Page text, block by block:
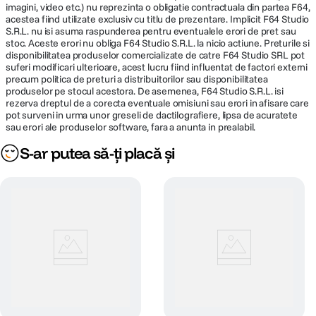
Receptor RX pentru camera: 43.0 × 23.0 × 12.0 mm (fara suportul cold
shoe)
Greutate
Carcasa de incarcare: 129.2 g
Transmitatoare TX: 8.8 g
Receptor RX pentru smartphone (USB-C): 5.9 g
Receptor RX pentru camera: 12.5 g
Compatibilitate
Camere foto cu intrare audio 3.5 mm
Computere cu porturi compatibile UAC
SmallRig 4851 Monitor Wireless Video
pentru Phone Vlog Kit
imagini, video etc.) nu reprezinta o obligatie contractuala din partea F64,
acestea fiind utilizate exclusiv cu titlu de prezentare. Implicit F64 Studio
S.R.L. nu isi asuma raspunderea pentru eventualele erori de pret sau
stoc. Aceste erori nu obliga F64 Studio S.R.L. la nicio actiune. Preturile si
disponibilitatea produselor comercializate de catre F64 Studio SRL pot
suferi modificari ulterioare, acest lucru fiind influentat de factori externi
precum politica de preturi a distribuitorilor sau disponibilitatea
produselor pe stocul acestora. De asemenea, F64 Studio S.R.L. isi
rezerva dreptul de a corecta eventuale omisiuni sau erori in afisare care
pot surveni in urma unor greseli de dactilografiere, lipsa de acuratete
sau erori ale produselor software, fara a anunta in prealabil.
S-ar putea să-ți placă și